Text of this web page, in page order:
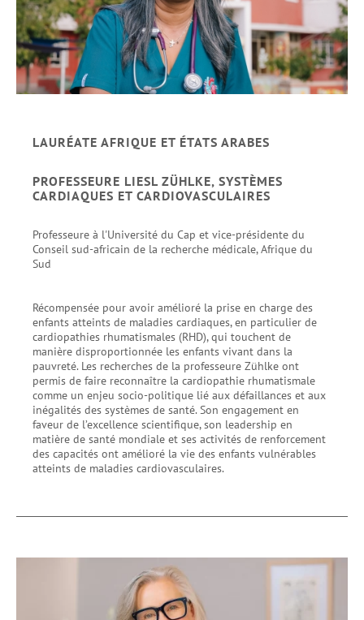
LAURÉATE AFRIQUE ET ÉTATS ARABES
PROFESSEURE LIESL ZÜHLKE, SYSTÈMES
CARDIAQUES ET CARDIOVASCULAIRES
Professeure à l'Université du Cap et vice-présidente du
Conseil sud-africain de la recherche médicale, Afrique du
Sud
Récompensée pour avoir amélioré la prise en charge des
enfants atteints de maladies cardiaques, en particulier de
cardiopathies rhumatismales (RHD), qui touchent de
manière disproportionnée les enfants vivant dans la
pauvreté. Les recherches de la professeure Zühlke ont
permis de faire reconnaître la cardiopathie rhumatismale
comme un enjeu socio-politique lié aux défaillances et aux
inégalités des systèmes de santé. Son engagement en
faveur de l’excellence scientifique, son leadership en
matière de santé mondiale et ses activités de renforcement
des capacités ont amélioré la vie des enfants vulnérables
atteints de maladies cardiovasculaires.